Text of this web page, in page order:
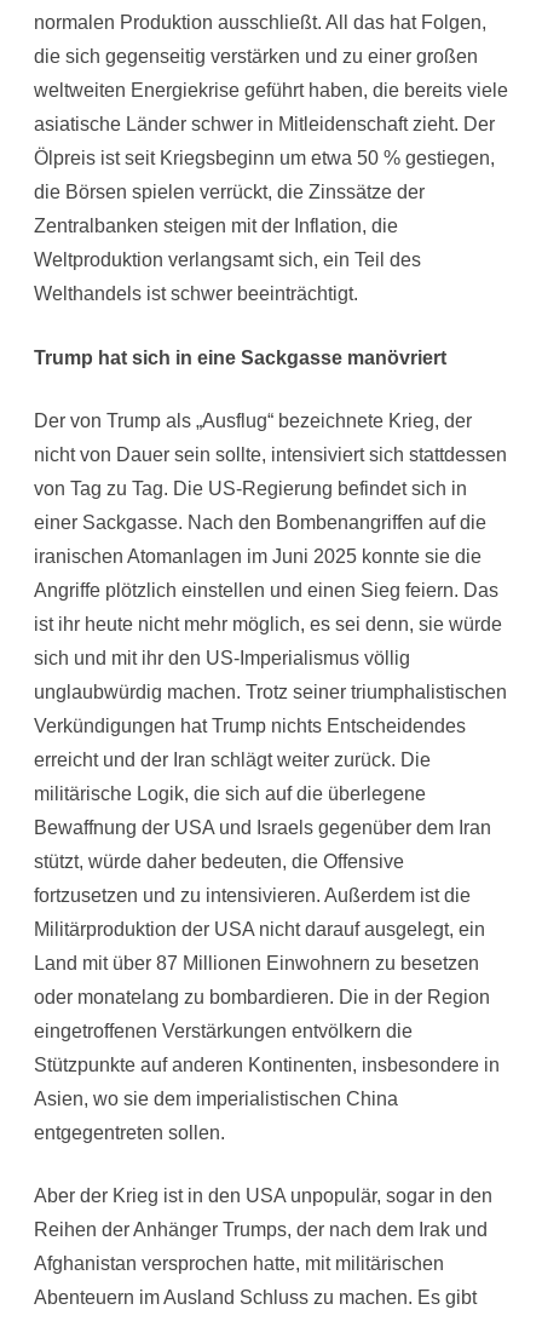
normalen Produktion ausschließt. All das hat Folgen,
die sich gegenseitig verstärken und zu einer großen
weltweiten Energiekrise geführt haben, die bereits viele
asiatische Länder schwer in Mitleidenschaft zieht. Der
Ölpreis ist seit Kriegsbeginn um etwa 50 % gestiegen,
die Börsen spielen verrückt, die Zinssätze der
Zentralbanken steigen mit der Inflation, die
Weltproduktion verlangsamt sich, ein Teil des
Welthandels ist schwer beeinträchtigt.
Trump hat sich in eine Sackgasse manövriert
Der von Trump als „Ausflug“ bezeichnete Krieg, der
nicht von Dauer sein sollte, intensiviert sich stattdessen
von Tag zu Tag. Die US-Regierung befindet sich in
einer Sackgasse. Nach den Bombenangriffen auf die
iranischen Atomanlagen im Juni 2025 konnte sie die
Angriffe plötzlich einstellen und einen Sieg feiern. Das
ist ihr heute nicht mehr möglich, es sei denn, sie würde
sich und mit ihr den US-Imperialismus völlig
unglaubwürdig machen. Trotz seiner triumphalistischen
Verkündigungen hat Trump nichts Entscheidendes
erreicht und der Iran schlägt weiter zurück. Die
militärische Logik, die sich auf die überlegene
Bewaffnung der USA und Israels gegenüber dem Iran
stützt, würde daher bedeuten, die Offensive
fortzusetzen und zu intensivieren. Außerdem ist die
Militärproduktion der USA nicht darauf ausgelegt, ein
Land mit über 87 Millionen Einwohnern zu besetzen
oder monatelang zu bombardieren. Die in der Region
eingetroffenen Verstärkungen entvölkern die
Stützpunkte auf anderen Kontinenten, insbesondere in
Asien, wo sie dem imperialistischen China
entgegentreten sollen.
Aber der Krieg ist in den USA unpopulär, sogar in den
Reihen der Anhänger Trumps, der nach dem Irak und
Afghanistan versprochen hatte, mit militärischen
Abenteuern im Ausland Schluss zu machen. Es gibt